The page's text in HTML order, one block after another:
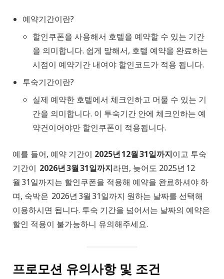
예약기간이란?
할인쿠폰을 사용해서 호텔을 예약할 수 있는 기간
을 의미합니다. 쉽게 말해서, 호텔 예약을 완료하는
시점이 예약기간 내여야 할인코드가 적용 됩니다.
투숙기간이란?
실제 예약한 호텔에서 체크인하고 머물 수 있는 기
간을 의미합니다. 이 투숙기간 안에 체크인하는 예
약건이어야만 할인쿠폰이 적용됩니다.
예를 들어, 예약 기간이 2025년 12월 31일까지이고 투숙
기간이 2026년 3월 31일까지라면, 늦어도 2025년 12
월 31일까지는 할인쿠폰을 적용해 예약을 완료하셔야 하
며, 숙박은 2026년 3월 31일까지 원하는 날짜를 선택해
이용하시면 됩니다. 투숙 기간을 넘어서는 날짜의 예약은
할인 적용이 불가능하니 유의해주세요.
프로모션 유의사항 및 조건